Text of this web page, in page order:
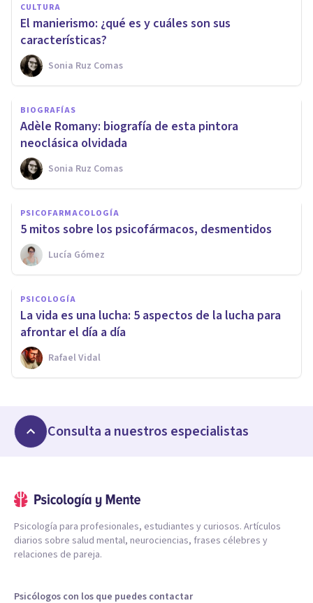
CULTURA
El manierismo: ¿qué es y cuáles son sus
características?
Sonia Ruz Comas
BIOGRAFÍAS
Adèle Romany: biografía de esta pintora
neoclásica olvidada
Sonia Ruz Comas
PSICOFARMACOLOGÍA
5 mitos sobre los psicofármacos, desmentidos
Lucía Gómez
PSICOLOGÍA
La vida es una lucha: 5 aspectos de la lucha para
afrontar el día a día
Rafael Vidal
Consulta a nuestros especialistas
Psicología para profesionales, estudiantes y curiosos. Artículos
diarios sobre salud mental, neurociencias, frases célebres y
relaciones de pareja.
Psicólogos con los que puedes contactar